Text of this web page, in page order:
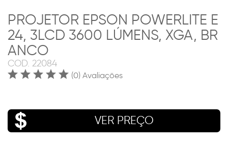
PROJETOR EPSON POWERLITE E
24, 3LCD 3600 LÚMENS, XGA, BR
ANCO
COD. 22084
(0) Avaliações
VER PREÇO